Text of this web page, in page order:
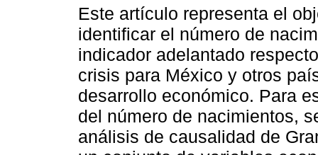
Este artículo representa el
identificar el número de
indicador adelantado
crisis para México y otros
desarrollo económico. Para
del número de nacimientos,
análisis de causalidad de